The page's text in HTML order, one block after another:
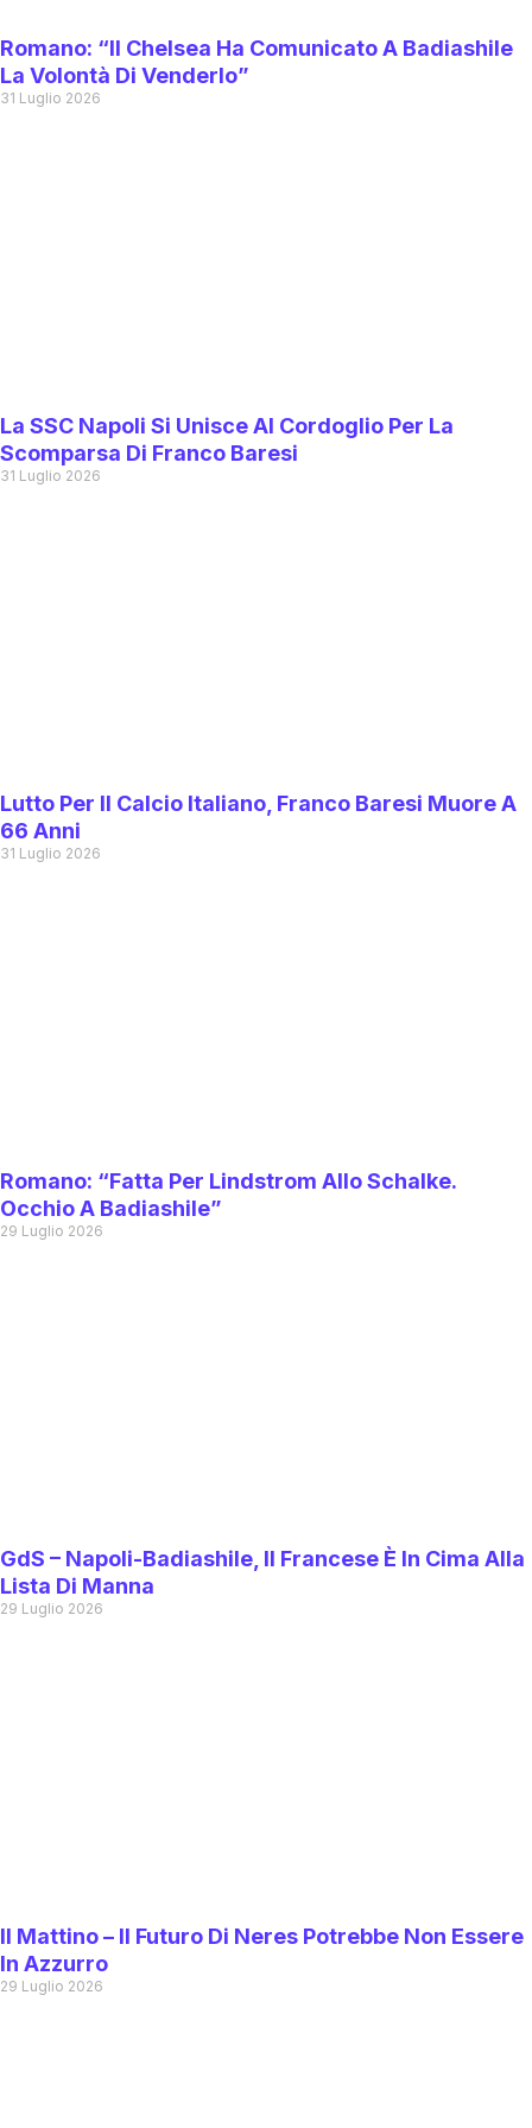
Romano: “Il Chelsea Ha Comunicato A Badiashile
La Volontà Di Venderlo”
31 Luglio 2026
La SSC Napoli Si Unisce Al Cordoglio Per La
Scomparsa Di Franco Baresi
31 Luglio 2026
Lutto Per Il Calcio Italiano, Franco Baresi Muore A
66 Anni
31 Luglio 2026
Romano: “Fatta Per Lindstrom Allo Schalke.
Occhio A Badiashile”
29 Luglio 2026
GdS – Napoli-Badiashile, Il Francese È In Cima Alla
Lista Di Manna
29 Luglio 2026
Il Mattino – Il Futuro Di Neres Potrebbe Non Essere
In Azzurro
29 Luglio 2026